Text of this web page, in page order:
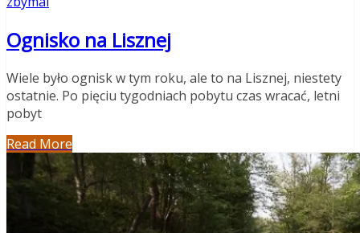
Ognisko na Lisznej
Wiele było ognisk w tym roku, ale to na Lisznej, niestety
ostatnie. Po pięciu tygodniach pobytu czas wracać, letni
pobyt
Read More